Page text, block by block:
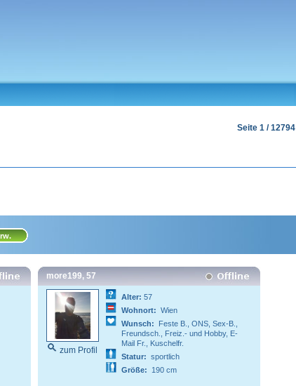
Seite 1 / 12794
more199, 57
zum Profil
Alter: 57
Wohnort: Wien
Wunsch:
Feste B., ONS, Sex-B.,
Freundsch., Freiz.- und Hobby, E-
Mail Fr., Kuschelfr.
Statur: sportlich
Größe:
190 cm